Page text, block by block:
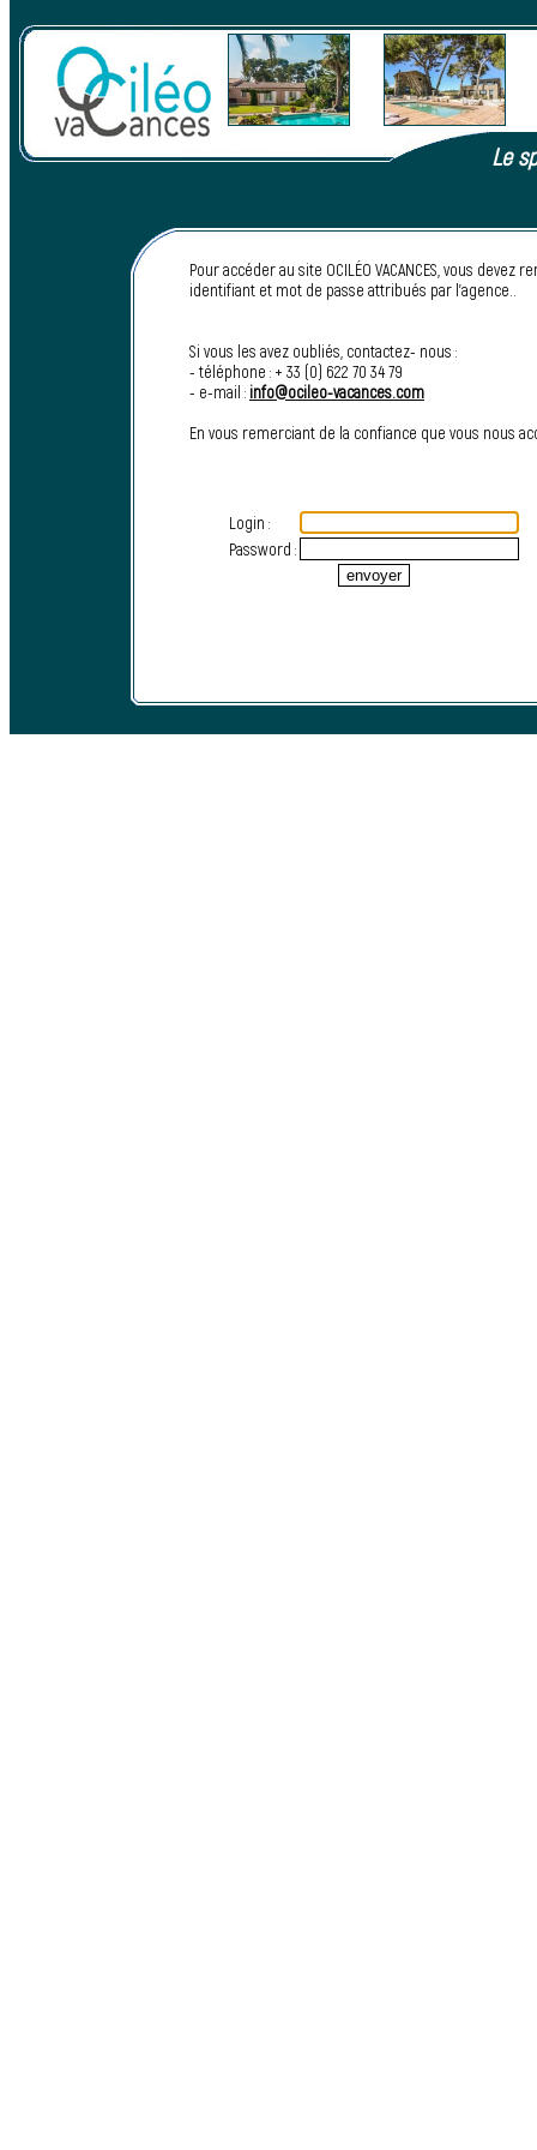
Le
Pour accéder au site OCILÉO VACANCES, vous devez
identifiant et mot de passe attribués par l’agence..
Si vous les avez oubliés, contactez- nous :
- téléphone : + 33 (0) 622 70 34 79
- e-mail : info@ocileo-vacances.com
En vous remerciant de la confiance que vous nous
Login :
Password :